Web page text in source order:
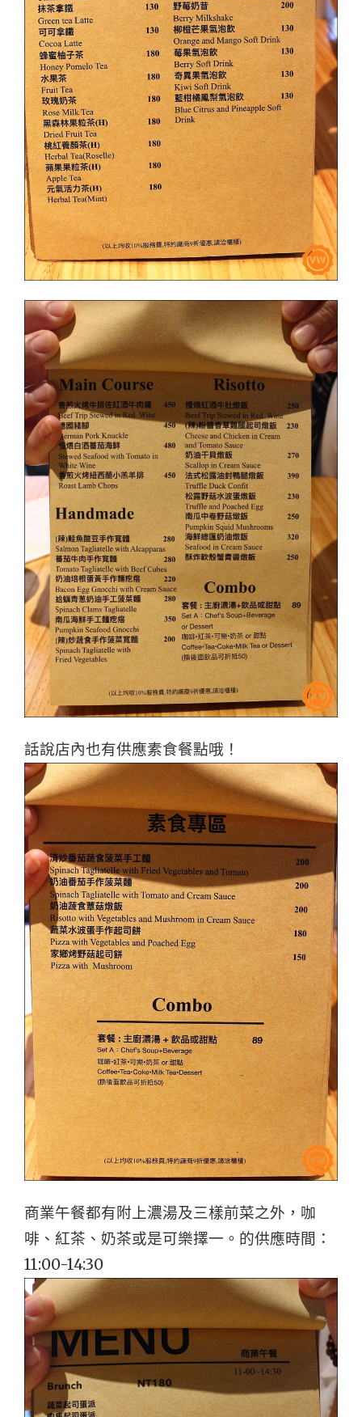
話說店內也有供應素食餐點哦！
商業午餐都有附上濃湯及三樣前菜之外，咖
啡、紅茶、奶茶或是可樂擇一。的供應時間：
11:00-14:30